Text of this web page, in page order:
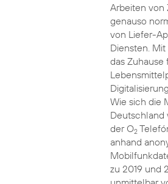
Arbeiten von
genauso
von Liefer-
Diensten.
das Zuhause
Wie sich die
Deutschland
der O2
anhand
zu 2019 und